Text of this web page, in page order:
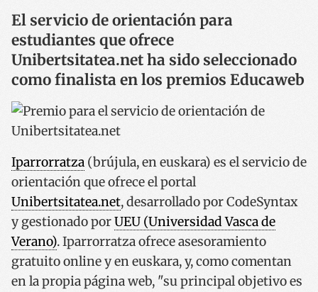
El servicio de orientación para
estudiantes que ofrece
Unibertsitatea.net ha sido seleccionado
como finalista en los premios Educaweb
Iparrorratza (brújula, en euskara) es el servicio de
orientación que ofrece el portal
Unibertsitatea.net, desarrollado por CodeSyntax
y gestionado porUEU (Universidad Vasca de
Verano). Iparrorratza ofrece asesoramiento
gratuito online y en euskara, y, como comentan
en la propia página web, "su principal objetivo es